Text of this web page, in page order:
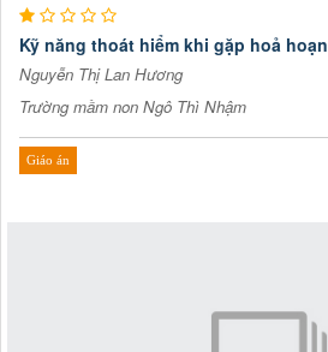
Kỹ năng thoát hiểm khi gặp hoả hoạn
Nguyễn Thị Lan Hương
Trường mầm non Ngô Thì Nhậm
Giáo án